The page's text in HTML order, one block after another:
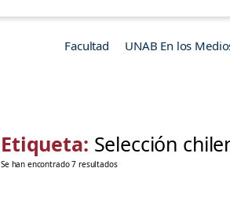
Facultad UNAB En los
Etiqueta: Selección
Se han encontrado 7 resultados